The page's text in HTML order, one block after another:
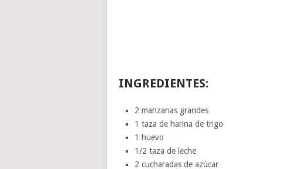
INGREDIENTES:
2 manzanas grandes
1 taza de harina de trigo
1 huevo
1/2 taza de leche
2 cucharadas de azúcar